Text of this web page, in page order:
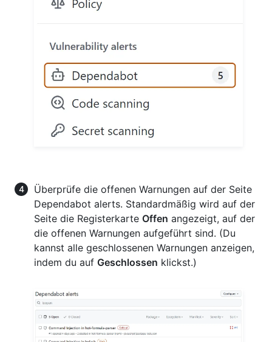
Überprüfe die offenen Warnungen auf der Seite
Dependabot alerts. Standardmäßig wird auf der
Seite die Registerkarte Offen angezeigt, auf der
die offenen Warnungen aufgeführt sind. (Du
kannst alle geschlossenen Warnungen anzeigen,
indem du auf Geschlossen klickst.)